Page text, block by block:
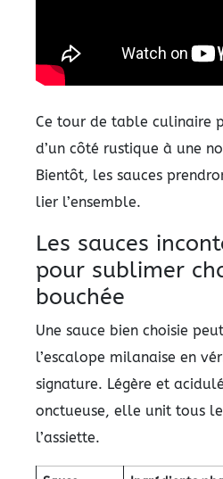
Ce tour de table culinaire
d’un côté rustique à une
Bientôt, les sauces
lier l’ensemble.
Les sauces
pour sublimer
bouchée
Une sauce bien choisie
l’escalope milanaise en
signature. Légère et
onctueuse, elle unit tous
l’assiette.